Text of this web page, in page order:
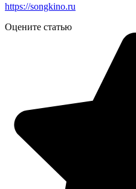
https://songkino.ru
Оцените статью